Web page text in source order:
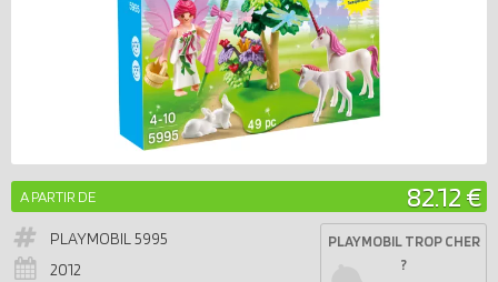
A PARTIR DE 82.12 €
PLAYMOBIL5995
2012
PLAYMOBIL TROP CHER
?